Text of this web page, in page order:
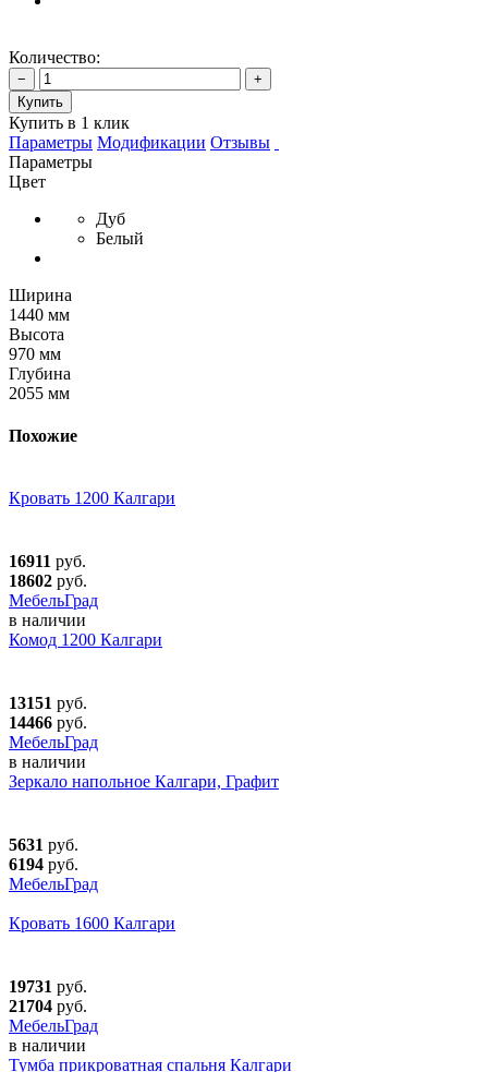
Количество:
−
+
Купить
Купить в 1 клик
Параметры Модификации Отзывы
Параметры
Цвет
Дуб
Белый
Ширина
1440 мм
Высота
970 мм
Глубина
2055 мм
Похожие
Кровать 1200 Калгари
16911 руб.
18602 руб.
МебельГрад
в наличии
Комод 1200 Калгари
13151 руб.
14466 руб.
МебельГрад
в наличии
Зеркало напольное Калгари, Графит
5631 руб.
6194 руб.
МебельГрад
Кровать 1600 Калгари
19731 руб.
21704 руб.
МебельГрад
в наличии
Тумба прикроватная спальня Калгари